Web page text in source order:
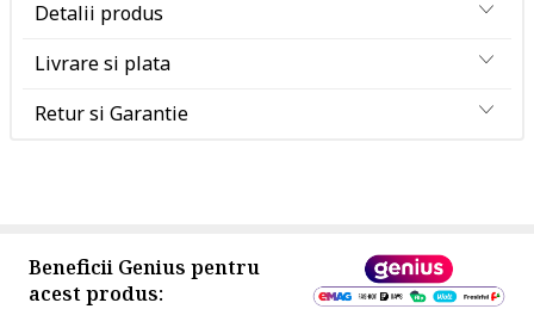
Detalii produs
Livrare si plata
Retur si Garantie
Beneficii Genius pentru
acest produs: